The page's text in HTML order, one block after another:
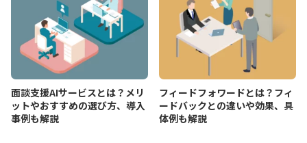
面談支援AIサービスとは？メリ
ットやおすすめの選び方、導入
事例も解説
フィードフォワードとは？フィ
ードバックとの違いや効果、具
体例も解説